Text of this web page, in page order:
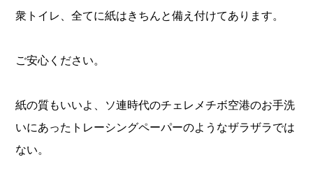
衆トイレ、全てに紙はきちんと備え付けてあります。
ご安心ください。
紙の質もいいよ、ソ連時代のチェレメチボ空港のお手洗
いにあったトレーシングペーパーのようなザラザラでは
ない。